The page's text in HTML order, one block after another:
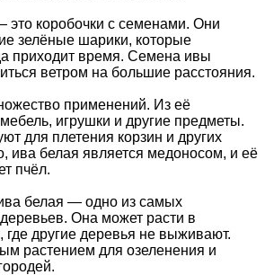
коробочки с семенами. Они
зелёные шарики, которые
приходит время. Семена ивы
ветром на большие расстояния.
применений. Из её
игрушки и другие предметы.
для плетения корзин и других
ива белая является медоносом, и её
пчёл.
белая — одно из самых
Она может расти в
где другие деревья не выживают.
растением для озеленения и